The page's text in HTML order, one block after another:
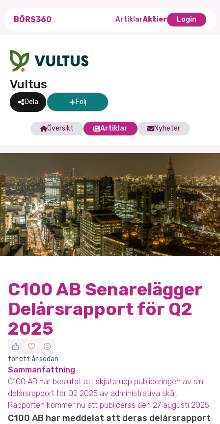
BÖRS360 ArtiklarAktier Login
Vultus
Dela Följ
Översikt Artiklar Nyheter
C100 AB Senarelägger
Delårsrapport för Q2
2025
för ett år sedan
Sammanfattning
C100 AB har beslutat att skjuta upp publiceringen av sin
delårsrapport för Q2 2025 av administrativa skäl.
Rapporten kommer nu att publiceras den 27 augusti 2025.
C100 AB har meddelat att deras delårsrapport